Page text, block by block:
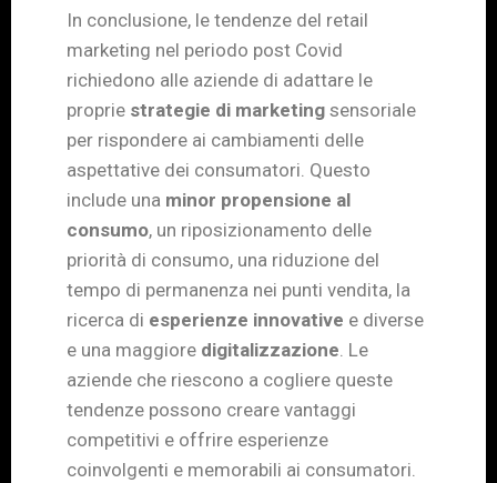
In conclusione, le tendenze del retail
marketing nel periodo post Covid
richiedono alle aziende di adattare le
proprie strategie di marketing sensoriale
per rispondere ai cambiamenti delle
aspettative dei consumatori. Questo
include una minor propensione al
consumo, un riposizionamento delle
priorità di consumo, una riduzione del
tempo di permanenza nei punti vendita, la
ricerca di esperienze innovative e diverse
e una maggiore digitalizzazione. Le
aziende che riescono a cogliere queste
tendenze possono creare vantaggi
competitivi e offrire esperienze
coinvolgenti e memorabili ai consumatori.